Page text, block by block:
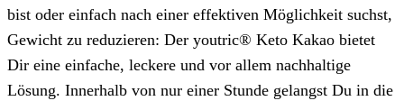
bist oder einfach nach einer effektiven Möglichkeit suchst,
Gewicht zu reduzieren: Der youtric® Keto Kakao bietet
Dir eine einfache, leckere und vor allem nachhaltige
Lösung. Innerhalb von nur einer Stunde gelangst Du in die